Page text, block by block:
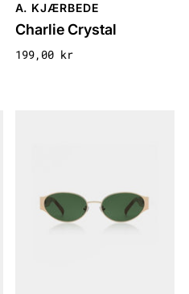
A. KJÆRBEDE
Charlie Crystal
199,00 kr